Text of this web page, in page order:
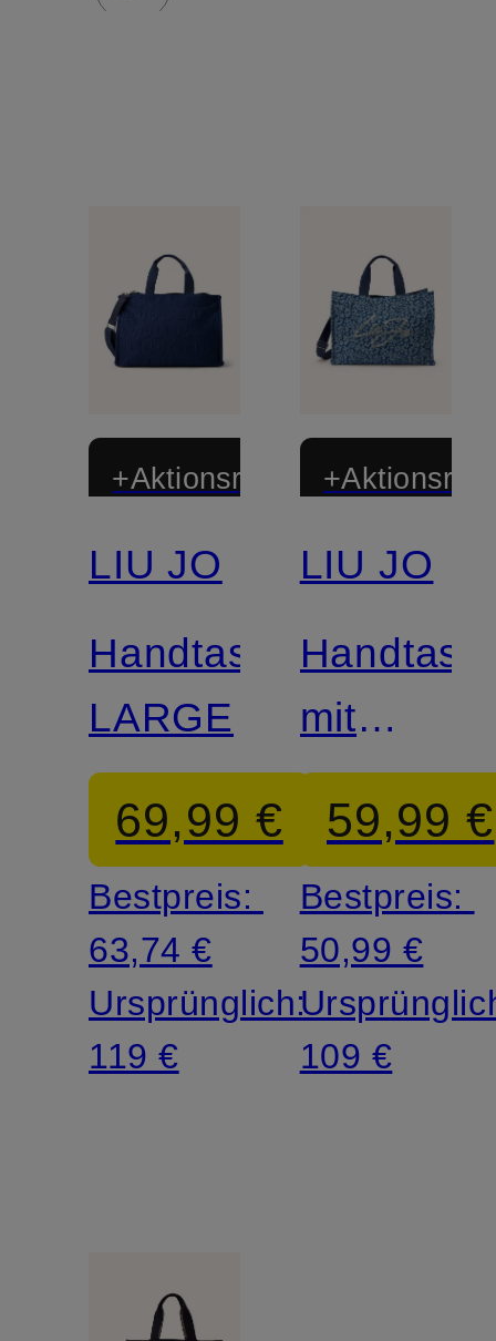
+Aktionsrabatt
LIU JO
Handtasche
LARGE
69,99 €
Bestpreis:
63,74 €
Ursprünglich:
119 €
LIU JO
mit
59,99 €
Bestpreis:
50,99 €
109 €